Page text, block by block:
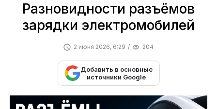
В НАЛИЧИИ
МОТОЦИКЛЫ
Разновидности разъёмов
зарядки электромобилей
2 июня 2026, 6:29 204
Добавить в основные
источники Google